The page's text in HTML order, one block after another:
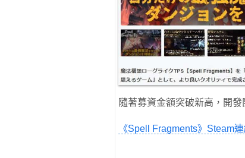
隨著募資金額突破新高，開
《Spell Fragments》Steam